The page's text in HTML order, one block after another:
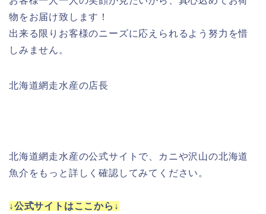
物をお届け致します！
出来る限りお客様のニーズに応えられるよう努力を惜
しみません。
北海道網走水産の店長
北海道網走水産の公式サイトで、カニや沢山の北海道
魚介をもっと詳しく確認してみてください。
↓公式サイトはここから↓